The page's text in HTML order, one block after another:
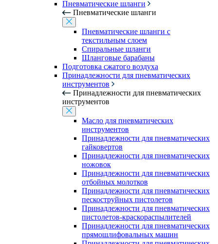
Пневматические шланги
Пневматические шланги
Пневматические шланги с
текстильным слоем
Спиральные шланги
Шланговые барабаны
Подготовка сжатого воздуха
Принадлежности для пневматических
инструментов
Принадлежности для пневматических
инструментов
Масло для пневматических
инструментов
Принадлежности для пневматических
гайковертов
Принадлежности для пневматических
ножовок
Принадлежности для пневматических
отбойных молотков
Принадлежности для пневматических
пескоструйных пистолетов
Принадлежности для пневматических
пистолетов-краскораспылителей
Принадлежности для пневматических
прямошлифовальных машин